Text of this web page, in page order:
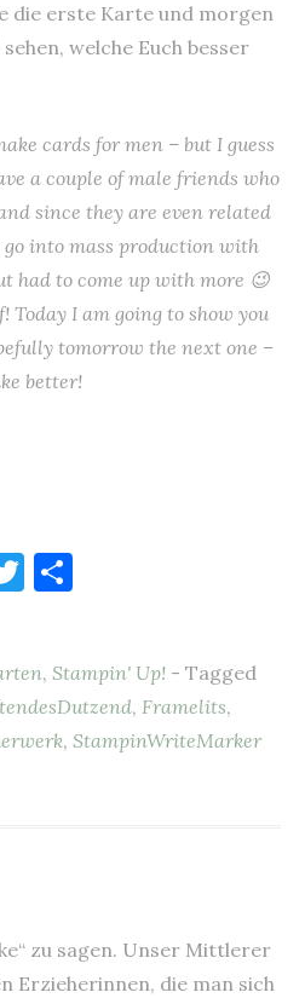
die erste Karte und morgen
welche Euch besser
cards for men – but I guess
a couple of male friends who
since they are even related
go into mass production with
had to come up with more 😉
Today I am going to show you
tomorrow the next one –
better!
T
te
r
n
, Stampin' Up! - Tagged
, Framelits,
, StampinWriteMarker
zu sagen. Unser Mittlerer
Erzieherinnen, die man sich